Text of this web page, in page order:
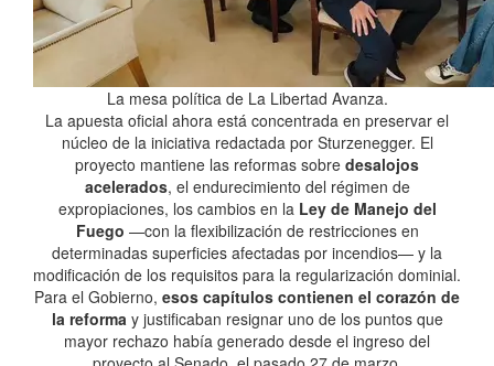
La mesa política de La Libertad Avanza.
La apuesta oficial ahora está concentrada en preservar el
núcleo de la iniciativa redactada por Sturzenegger. El
proyecto mantiene las reformas sobre desalojos
acelerados, el endurecimiento del régimen de
expropiaciones, los cambios en laLey de Manejo del
Fuego —con la flexibilización de restricciones en
determinadas superficies afectadas por incendios— y la
modificación de los requisitos para la regularización dominial.
Para el Gobierno, esos capítulos contienen el corazón de
la reforma y justificaban resignar uno de los puntos que
mayor rechazo había generado desde el ingreso del